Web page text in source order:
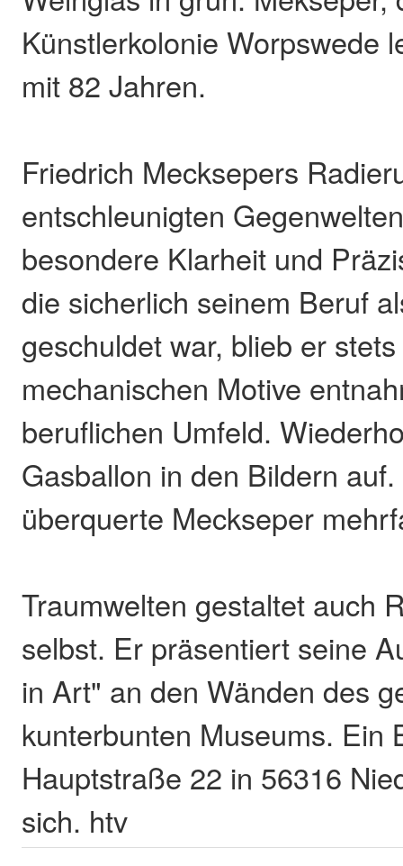
Künstlerkolonie Worpswede
mit 82 Jahren.
Friedrich Mecksepers
entschleunigten
besondere Klarheit und
die sicherlich seinem Beruf
geschuldet war, blieb er
mechanischen Motive
beruflichen Umfeld.
Gasballon in den Bildern
überquerte Meckseper
Traumwelten gestaltet auch
selbst. Er präsentiert seine
in Art" an den Wänden des
kunterbunten Museums. Ein
Hauptstraße 22 in 56316
sich. htv